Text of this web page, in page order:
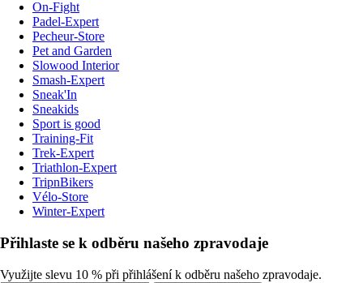
On-Fight
Padel-Expert
Pecheur-Store
Pet and Garden
Slowood Interior
Smash-Expert
Sneak'In
Sneakids
Sport is good
Training-Fit
Trek-Expert
Triathlon-Expert
TripnBikers
Vélo-Store
Winter-Expert
Přihlaste se k odběru našeho zpravodaje
Využijte slevu 10 % při přihlášení k odběru našeho zpravodaje.